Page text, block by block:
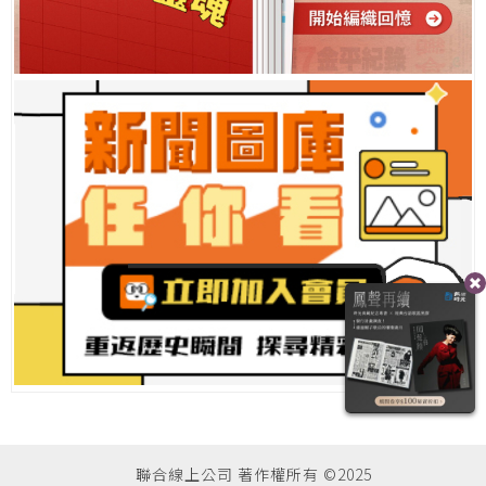
聯合線上公司 著作權所有 ©2025